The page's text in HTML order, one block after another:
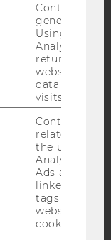
WEBSEITE
MEDIA
Contains a
generated
Using this
Analytics can
returning
website and
data from
visits.
Contains
related
the user. If
Analytics and
Ads accounts
linked, the
tags on the
website read
cookie.